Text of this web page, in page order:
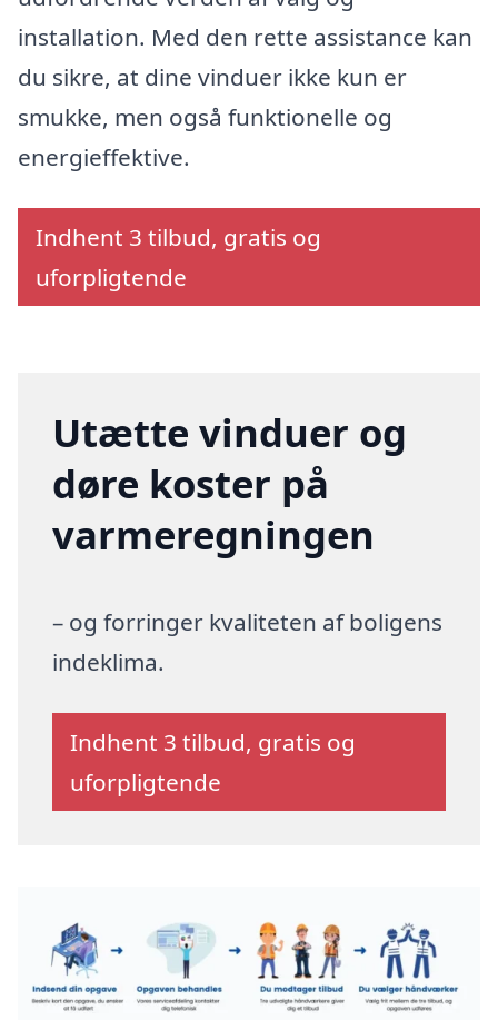
installation. Med den rette assistance kan
du sikre, at dine vinduer ikke kun er
smukke, men også funktionelle og
energieffektive.
Indhent 3 tilbud, gratis og
uforpligtende
Utætte vinduer og
døre koster på
varmeregningen
– og forringer kvaliteten af boligens
indeklima.
Indhent 3 tilbud, gratis og
uforpligtende